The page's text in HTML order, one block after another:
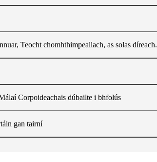
Teocht chomhthimpeallach, as solas díreach.
Corpoideachais dúbailte i bhfolús
gan tairní